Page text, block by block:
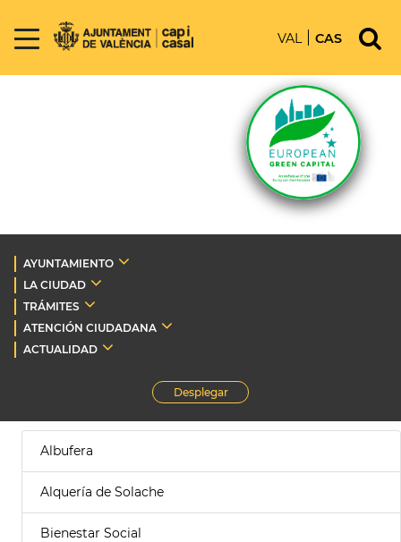
VAL CAS
AYUNTAMIENTO
LA CIUDAD
TRÁMITES
ATENCIÓN CIUDADANA
ACTUALIDAD
Desplegar
Albufera
Alquería de Solache
Bienestar Social